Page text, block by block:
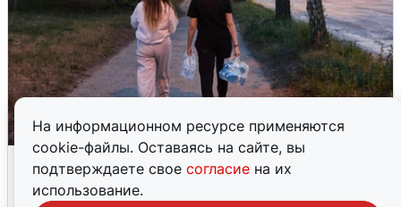
На информационном ресурсе применяются
cookie-файлы. Оставаясь на сайте, вы
подтверждаете свое согласие на их
использование.
Опубликована карта отключений
воды в Воронеже